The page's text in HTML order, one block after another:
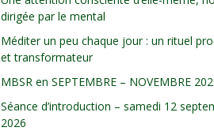
dirigée par le mental
Méditer un peu chaque jour : un rituel
et transformateur
MBSR en SEPTEMBRE – NOVEMBRE
Séance d’introduction – samedi 12
2026